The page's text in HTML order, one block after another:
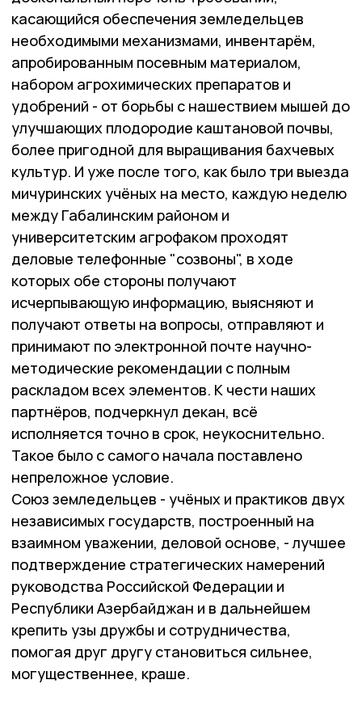
касающийся обеспечения земледельцев
необходимыми механизмами, инвентарём,
апробированным посевным материалом,
набором агрохимических препаратов и
удобрений - от борьбы с нашествием мышей до
улучшающих плодородие каштановой почвы,
более пригодной для выращивания бахчевых
культур. И уже после того, как было три выезда
мичуринских учёных на место, каждую неделю
между Габалинским районом и
университетским агрофаком проходят
деловые телефонные "созвоны", в ходе
которых обе стороны получают
исчерпывающую информацию, выясняют и
получают ответы на вопросы, отправляют и
принимают по электронной почте научно-
методические рекомендации с полным
раскладом всех элементов. К чести наших
партнёров, подчеркнул декан, всё
исполняется точно в срок, неукоснительно.
Такое было с самого начала поставлено
непреложное условие.
Союз земледельцев - учёных и практиков двух
независимых государств, построенный на
взаимном уважении, деловой основе, - лучшее
подтверждение стратегических намерений
руководства Российской Федерации и
Республики Азербайджан и в дальнейшем
крепить узы дружбы и сотрудничества,
помогая друг другу становиться сильнее,
могущественнее, краше.